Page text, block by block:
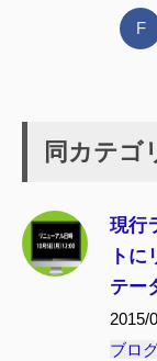
F
同カテゴ
現行
ト
テー
2015/
ブロ